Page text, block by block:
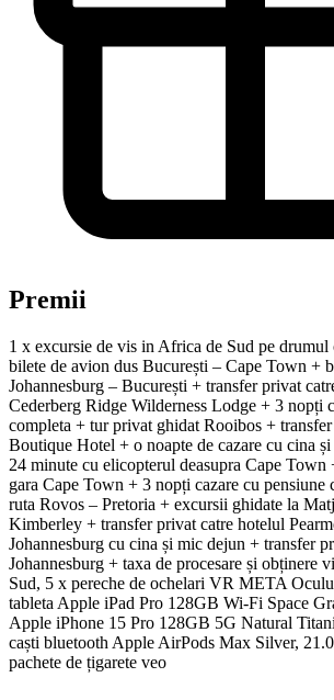
Premii
1 x excursie de vis in Africa de Sud pe
bilete de avion dus București – Cape Town +
Johannesburg – București + transfer privat
Cederberg Ridge Wilderness Lodge + 3 nopți
completa + tur privat ghidat Rooibos +
Boutique Hotel + o noapte de cazare cu cina
24 minute cu elicopterul deasupra Cape Town
gara Cape Town + 3 nopți cazare cu pensiune
ruta Rovos – Pretoria + excursii ghidate la
Kimberley + transfer privat catre hotelul
Johannesburg cu cina și mic dejun + transfer
Johannesburg + taxa de procesare și obținere
Sud, 5 x pereche de ochelari VR META
tableta Apple iPad Pro 128GB Wi-Fi Space
Apple iPhone 15 Pro 128GB 5G Natural
caști bluetooth Apple AirPods Max Silver,
pachete de țigarete veo